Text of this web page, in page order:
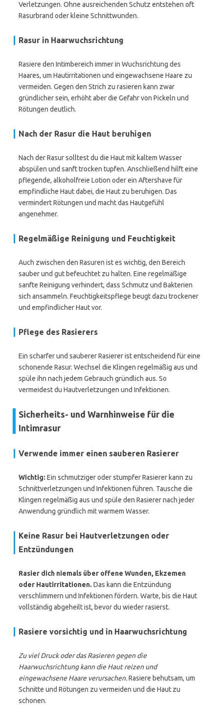
Verletzungen. Ohne ausreichenden Schutz entstehen oft
Rasurbrand oder kleine Schnittwunden.
Rasur in Haarwuchsrichtung
Rasiere den Intimbereich immer in Wuchsrichtung des
Haares, um Hautirritationen und eingewachsene Haare zu
vermeiden. Gegen den Strich zu rasieren kann zwar
gründlicher sein, erhöht aber die Gefahr von Pickeln und
Rötungen deutlich.
Nach der Rasur die Haut beruhigen
Nach der Rasur solltest du die Haut mit kaltem Wasser
abspülen und sanft trocken tupfen. Anschließend hilft eine
pflegende, alkoholfreie Lotion oder ein Aftershave für
empfindliche Haut dabei, die Haut zu beruhigen. Das
vermindert Rötungen und macht das Hautgefühl
angenehmer.
Regelmäßige Reinigung und Feuchtigkeit
Auch zwischen den Rasuren ist es wichtig, den Bereich
sauber und gut befeuchtet zu halten. Eine regelmäßige
sanfte Reinigung verhindert, dass Schmutz und Bakterien
sich ansammeln. Feuchtigkeitspflege beugt dazu trockener
und empfindlicher Haut vor.
Pflege des Rasierers
Ein scharfer und sauberer Rasierer ist entscheidend für eine
schonende Rasur. Wechsel die Klingen regelmäßig aus und
spüle ihn nach jedem Gebrauch gründlich aus. So
vermeidest du Hautverletzungen und Infektionen.
Sicherheits- und Warnhinweise für die
Intimrasur
Verwende immer einen sauberen Rasierer
Wichtig: Ein schmutziger oder stumpfer Rasierer kann zu
Schnittverletzungen und Infektionen führen. Tausche die
Klingen regelmäßig aus und spüle den Rasierer nach jeder
Anwendung gründlich mit warmem Wasser.
Keine Rasur bei Hautverletzungen oder
Entzündungen
Rasier dich niemals über offene Wunden, Ekzemen
oder Hautirritationen. Das kann die Entzündung
verschlimmern und Infektionen fördern. Warte, bis die Haut
vollständig abgeheilt ist, bevor du wieder rasierst.
Rasiere vorsichtig und in Haarwuchsrichtung
Zu viel Druck oder das Rasieren gegen die
Haarwuchsrichtung kann die Haut reizen und
eingewachsene Haare verursachen.Rasiere behutsam, um
Schnitte und Rötungen zu vermeiden und die Haut zu
schonen.